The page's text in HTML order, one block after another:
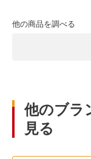
他の商品を調べる
他のブラ
見る